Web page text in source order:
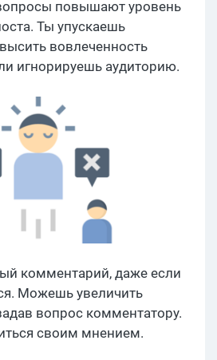
повышают уровень
Ты упускаешь
вовлеченность
игнорируешь аудиторию.
комментарий, даже если
Можешь увеличить
вопрос комментатору.
своим мнением.